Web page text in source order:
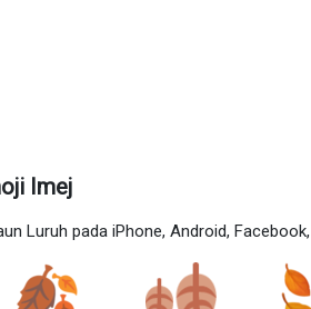
Imej
Luruh pada iPhone, Android,